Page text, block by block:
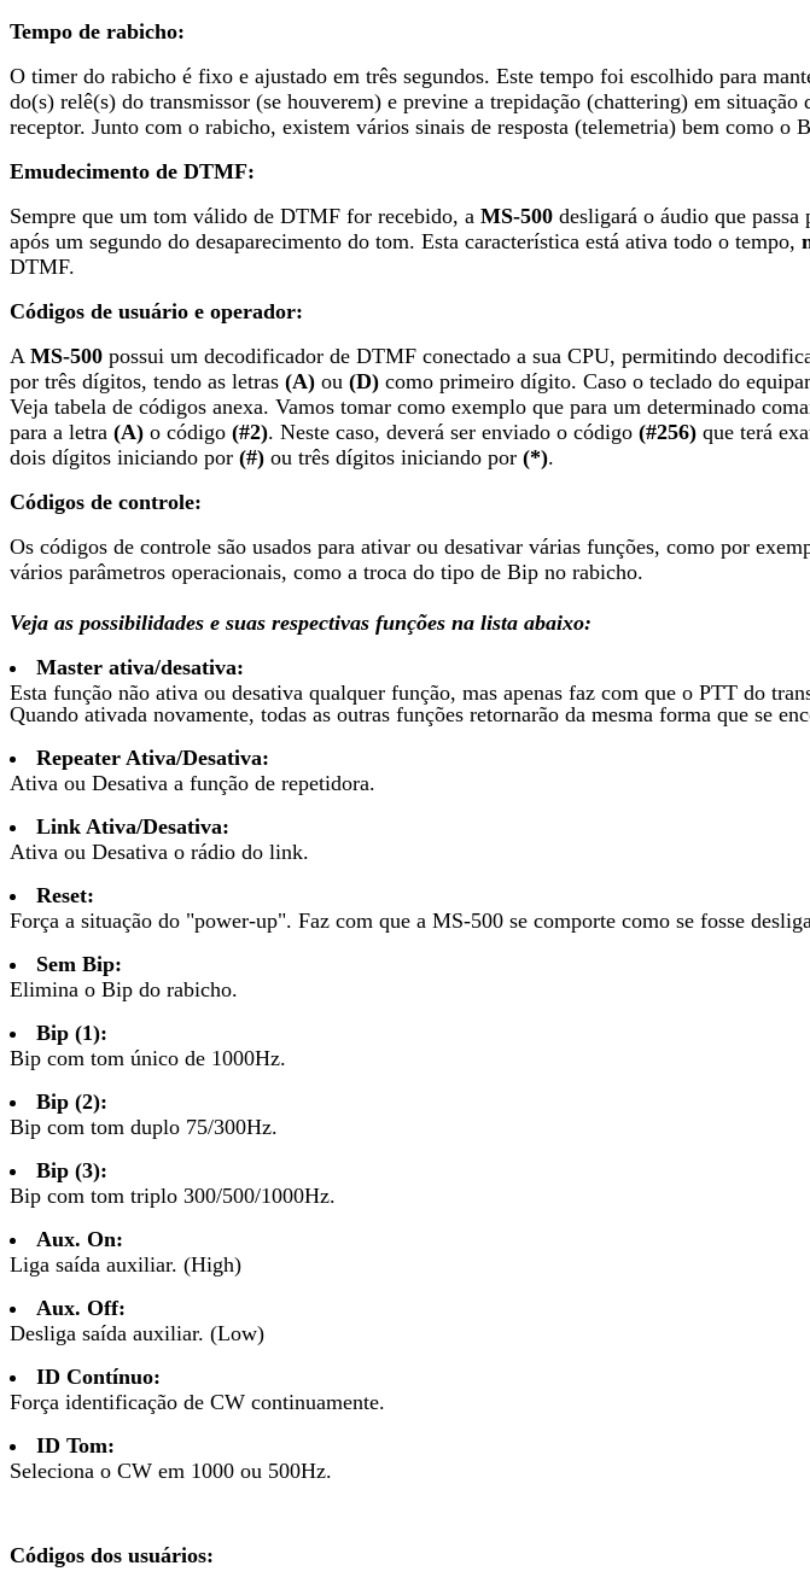
Tempo de rabicho:
O timer do rabicho é fixo e ajustado em três segundos. Este tempo foi escolhido para
do(s) relê(s) do transmissor (se houverem) e previne a trepidação (chattering) em
receptor. Junto com o rabicho, existem vários sinais de resposta (telemetria) bem como o
Emudecimento de DTMF:
Sempre que um tom válido de DTMF for recebido, a MS-500 desligará o áudio que
após um segundo do desaparecimento do tom. Esta característica está ativa todo o tempo,
DTMF.
Códigos de usuário e operador:
A MS-500 possui um decodificador de DTMF conectado a sua CPU, permitindo
por três dígitos, tendo as letras (A) ou (D) como primeiro dígito. Caso o teclado do
Veja tabela de códigos anexa. Vamos tomar como exemplo que para um determinado
para a letra (A) o código (#2). Neste caso, deverá ser enviado o código (#256) que terá
dois dígitos iniciando por (#) ou três dígitos iniciando por (*).
Códigos de controle:
Os códigos de controle são usados para ativar ou desativar várias funções, como por
vários parâmetros operacionais, como a troca do tipo de Bip no rabicho.
Veja as possibilidades e suas respectivas funções na lista abaixo:
Master ativa/desativa:
Esta função não ativa ou desativa qualquer função, mas apenas faz com que o PTT do
Quando ativada novamente, todas as outras funções retornarão da mesma forma que se
Repeater Ativa/Desativa:
Ativa ou Desativa a função de repetidora.
Link Ativa/Desativa:
Ativa ou Desativa o rádio do link.
Reset:
Força a situação do "power-up". Faz com que a MS-500 se comporte como se fosse
Sem Bip:
Elimina o Bip do rabicho.
Bip (1):
Bip com tom único de 1000Hz.
Bip (2):
Bip com tom duplo 75/300Hz.
Bip (3):
Bip com tom triplo 300/500/1000Hz.
Aux. On:
Liga saída auxiliar. (High)
Aux. Off:
Desliga saída auxiliar. (Low)
ID Contínuo:
Força identificação de CW continuamente.
ID Tom:
Seleciona o CW em 1000 ou 500Hz.
Códigos dos usuários: